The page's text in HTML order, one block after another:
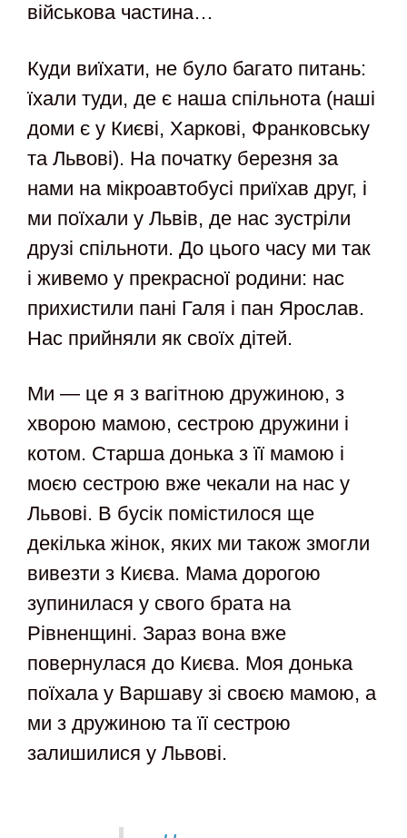
військова частина…
Куди виїхати, не було багато питань:
їхали туди, де є наша спільнота (наші
доми є у Києві, Харкові, Франковську
та Львові). На початку березня за
нами на мікроавтобусі приїхав друг, і
ми поїхали у Львів, де нас зустріли
друзі спільноти. До цього часу ми так
і живемо у прекрасної родини: нас
прихистили пані Галя і пан Ярослав.
Нас прийняли як своїх дітей.
Ми — це я з вагітною дружиною, з
хворою мамою, сестрою дружини і
котом. Старша донька з її мамою і
моєю сестрою вже чекали на нас у
Львові. В бусік помістилося ще
декілька жінок, яких ми також змогли
вивезти з Києва. Мама дорогою
зупинилася у свого брата на
Рівненщині. Зараз вона вже
повернулася до Києва. Моя донька
поїхала у Варшаву зі своєю мамою, а
ми з дружиною та її сестрою
залишилися у Львові.